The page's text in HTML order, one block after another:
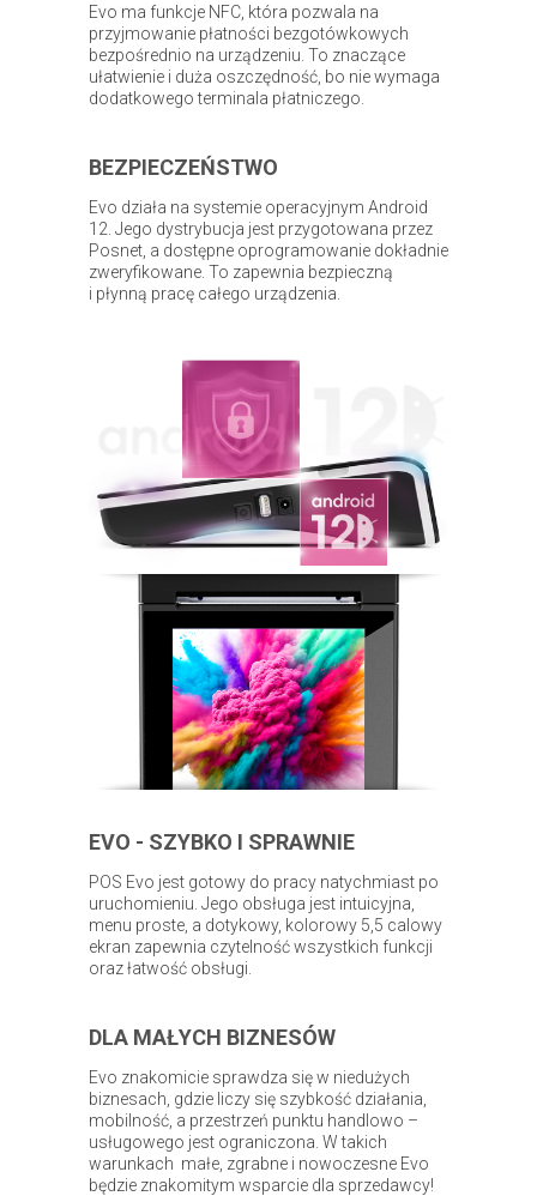
Evo ma funkcje NFC, która pozwala na
przyjmowanie płatności bezgotówkowych
bezpośrednio na urządzeniu. To znaczące
ułatwienie i duża oszczędność, bo nie wymaga
dodatkowego terminala płatniczego.
BEZPIECZEŃSTWO
Evo działa na systemie operacyjnym Android
12. Jego dystrybucja jest przygotowana przez
Posnet, a dostępne oprogramowanie dokładnie
zweryfikowane. To zapewnia bezpieczną
i płynną pracę całego urządzenia.
EVO - SZYBKO I SPRAWNIE
POS Evo jest gotowy do pracy natychmiast po
uruchomieniu. Jego obsługa jest intuicyjna,
menu proste, a dotykowy, kolorowy 5,5 calowy
ekran zapewnia czytelność wszystkich funkcji
oraz łatwość obsługi.
DLA MAŁYCH BIZNESÓW
Evo znakomicie sprawdza się w niedużych
biznesach, gdzie liczy się szybkość działania,
mobilność, a przestrzeń punktu handlowo –
usługowego jest ograniczona. W takich
warunkach małe, zgrabne i nowoczesne Evo
będzie znakomitym wsparcie dla sprzedawcy!